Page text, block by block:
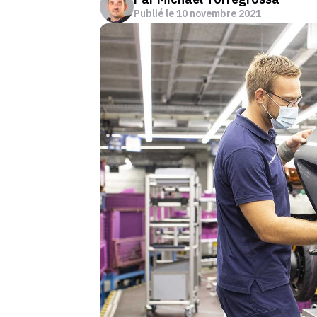
Publié le10 novembre 2021